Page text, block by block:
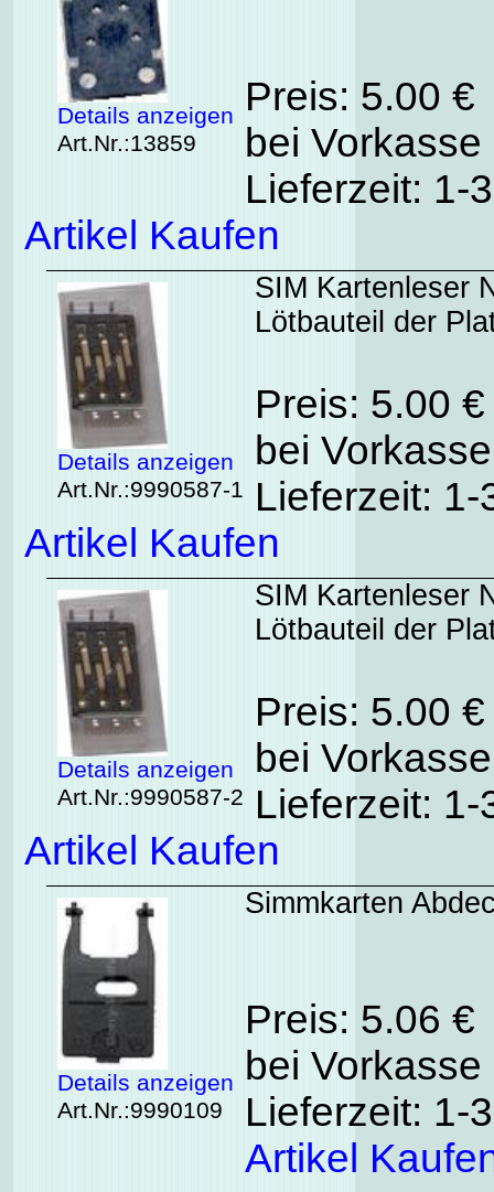
Details anzeigen
Art.Nr.:13859
Preis: 5.00
bei
Lieferzeit: 1-
Artikel Kaufen
Details anzeigen
Art.Nr.:9990587-1
SIM Kartenleser
Lötbauteil der
Preis: 5.00
bei
Lieferzeit:
Artikel Kaufen
Details anzeigen
Art.Nr.:9990587-2
SIM Kartenleser
Lötbauteil der
Preis: 5.00
bei
Lieferzeit:
Artikel Kaufen
Details anzeigen
Art.Nr.:9990109
Simmkarten
Preis: 5.06
bei
Lieferzeit: 1-
Artikel